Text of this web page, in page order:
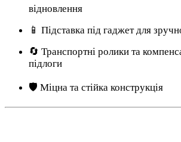
відновлення
📱 Підставка під гаджет для
🔄 Транспортні ролики та
підлоги
🛡️ Міцна та стійка конструкція